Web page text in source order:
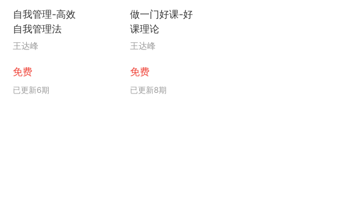
自我管理-高效
自我管理法
王达峰
免费
已更新6期
做一门好课-好
课理论
王达峰
免费
已更新8期